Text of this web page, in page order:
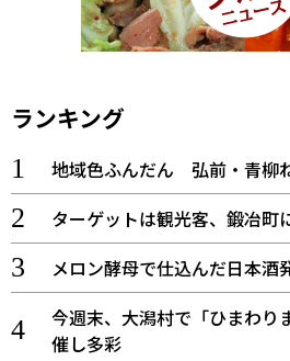
ランキング
地域色ふんだん 弘前・青柳
ターゲットは観光客、鍛冶町
メロン酵母で仕込んだ日本酒
今週末、大潟村で「ひまわ
催し多彩